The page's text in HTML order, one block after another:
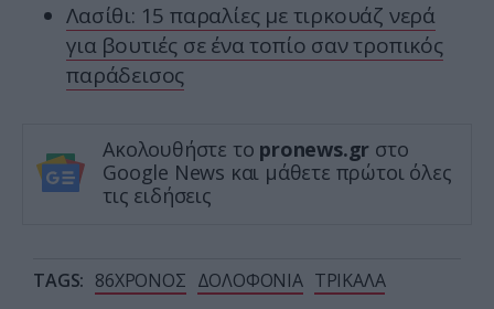
Λασίθι: 15 παραλίες με τιρκουάζ νερά
για βουτιές σε ένα τοπίο σαν τροπικός
παράδεισος
Ακολουθήστε το pronews.gr στο
Google News και μάθετε πρώτοι όλες
τις ειδήσεις
TAGS: 86ΧΡΟΝΟΣ ΔΟΛΟΦΟΝΙΑ ΤΡΙΚΑΛΑ